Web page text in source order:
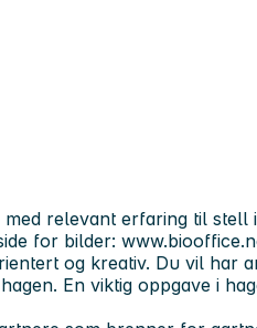
relevant erfaring til stell
for bilder:
og kreativ. Du vil har
En viktig oppgave i